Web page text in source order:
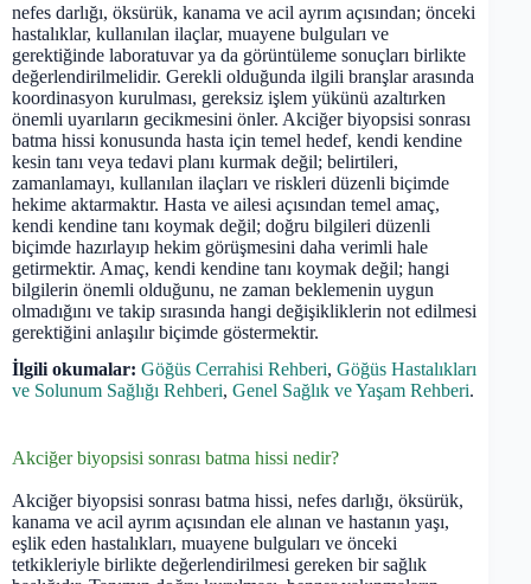
nefes darlığı, öksürük, kanama ve acil ayrım açısından; önceki
hastalıklar, kullanılan ilaçlar, muayene bulguları ve
gerektiğinde laboratuvar ya da görüntüleme sonuçları birlikte
değerlendirilmelidir. Gerekli olduğunda ilgili branşlar arasında
koordinasyon kurulması, gereksiz işlem yükünü azaltırken
önemli uyarıların gecikmesini önler. Akciğer biyopsisi sonrası
batma hissi konusunda hasta için temel hedef, kendi kendine
kesin tanı veya tedavi planı kurmak değil; belirtileri,
zamanlamayı, kullanılan ilaçları ve riskleri düzenli biçimde
hekime aktarmaktır. Hasta ve ailesi açısından temel amaç,
kendi kendine tanı koymak değil; doğru bilgileri düzenli
biçimde hazırlayıp hekim görüşmesini daha verimli hale
getirmektir. Amaç, kendi kendine tanı koymak değil; hangi
bilgilerin önemli olduğunu, ne zaman beklemenin uygun
olmadığını ve takip sırasında hangi değişikliklerin not edilmesi
gerektiğini anlaşılır biçimde göstermektir.
İlgili okumalar: Göğüs Cerrahisi Rehberi, Göğüs Hastalıkları
ve Solunum Sağlığı Rehberi, Genel Sağlık ve Yaşam Rehberi.
Akciğer biyopsisi sonrası batma hissi nedir?
Akciğer biyopsisi sonrası batma hissi, nefes darlığı, öksürük,
kanama ve acil ayrım açısından ele alınan ve hastanın yaşı,
eşlik eden hastalıkları, muayene bulguları ve önceki
tetkikleriyle birlikte değerlendirilmesi gereken bir sağlık